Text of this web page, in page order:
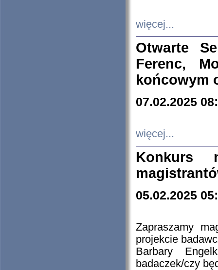
więcej...
Otwarte
Ferenc,
końcowym
07.02.2025
więcej...
Konkurs
05.02.2025
Zapraszamy
projekcie
Barbary
badaczek/czy